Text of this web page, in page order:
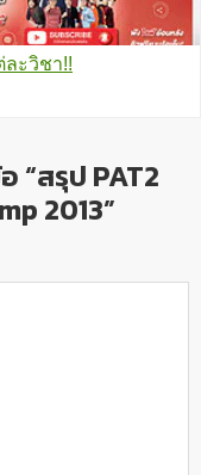
ะวิชา!!
“สรุป PAT2
2013”